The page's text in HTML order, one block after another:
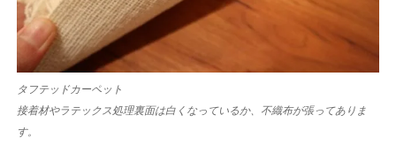
タフテッドカーペット
接着材やラテックス処理裏面は白くなっているか、不織布が張ってありま
す。